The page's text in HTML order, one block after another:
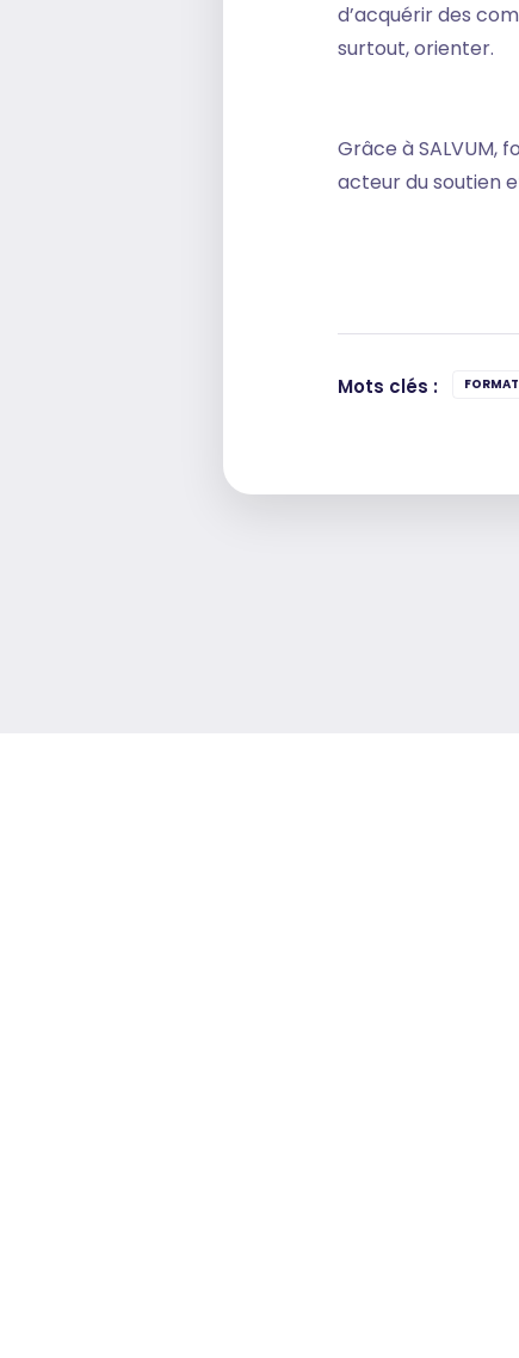
d’acquérir des
surtout, orienter.
Grâce à SALVUM,
acteur du soutien
Mots clés :